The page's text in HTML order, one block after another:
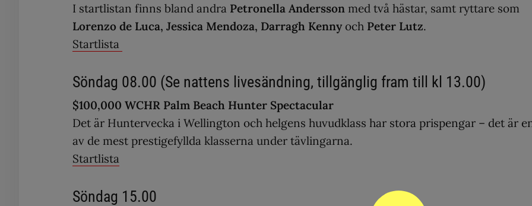
I startlistan finns bland andra Petronella Andersson med två hästar, samt ryttare som
Lorenzo de Luca, Jessica Mendoza, Darragh Kenny och Peter Lutz.
Startlista
Söndag 08.00 (Se nattens livesändning, tillgänglig fram till kl 13.00)
$100,000 WCHR Palm Beach Hunter Spectacular
Det är Huntervecka i Wellington och helgens huvudklass har stora prispengar – det är
av de mest prestigefyllda klasserna under tävlingarna.
Startlista
Söndag 15.00